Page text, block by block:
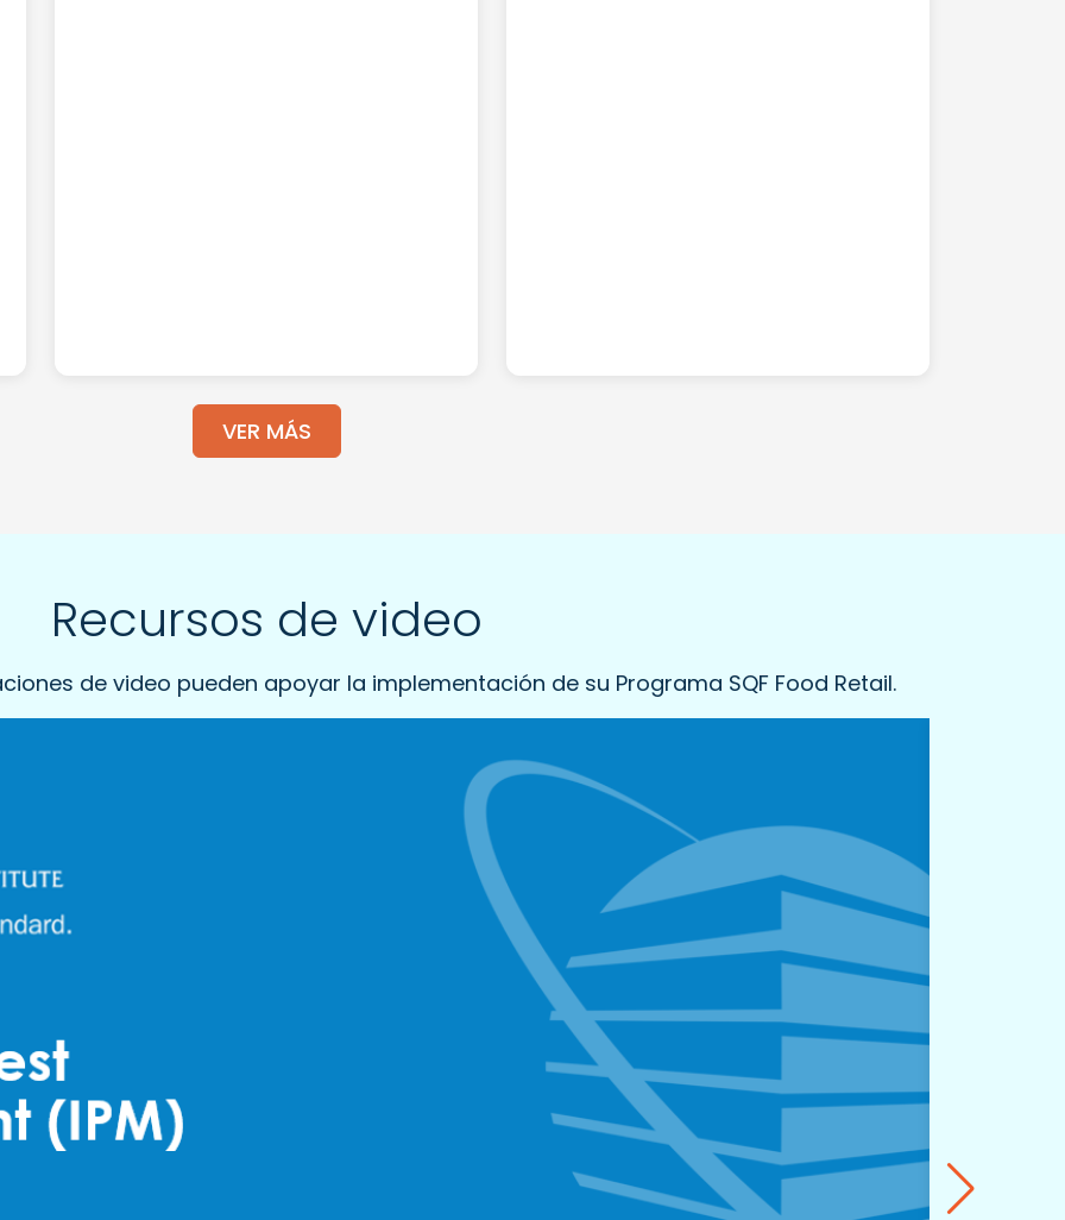
VER MÁS
Recursos de video
de video pueden apoyar la implementación de su Programa SQF Food Retail.